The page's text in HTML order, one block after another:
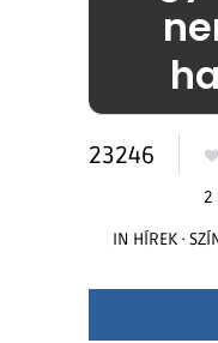
23246
2
IN HÍREK ·